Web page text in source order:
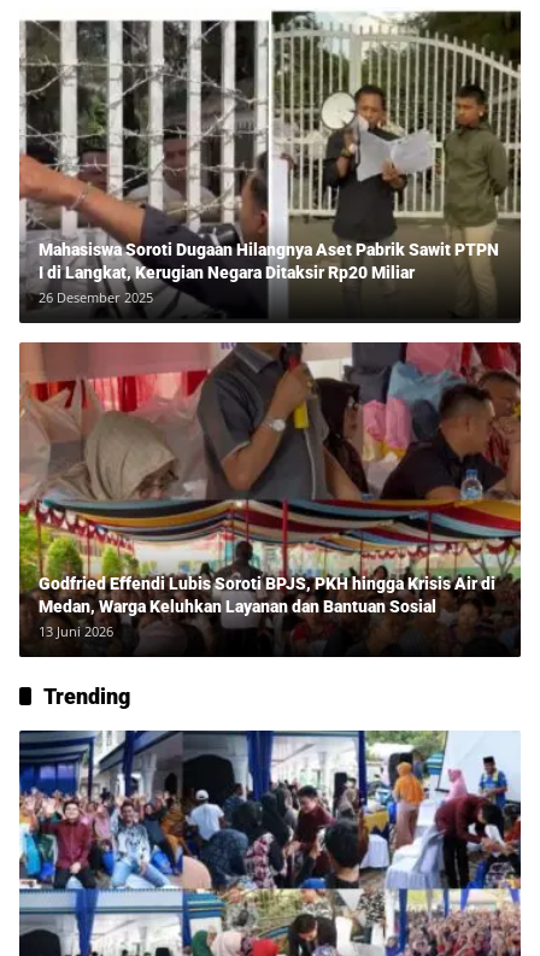
Mahasiswa Soroti Dugaan Hilangnya Aset Pabrik Sawit PTPN
I di Langkat, Kerugian Negara Ditaksir Rp20 Miliar
26 Desember 2025
Godfried Effendi Lubis Soroti BPJS, PKH hingga Krisis Air di
Medan, Warga Keluhkan Layanan dan Bantuan Sosial
13 Juni 2026
Trending